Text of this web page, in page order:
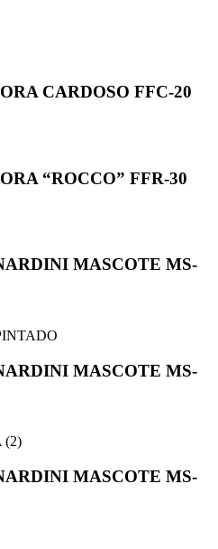
CARDOSO FFC-20
“ROCCO” FFR-30
MASCOTE MS-
MASCOTE MS-
MASCOTE MS-